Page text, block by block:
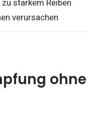
zu starkem Reiben
verursachen
ohne